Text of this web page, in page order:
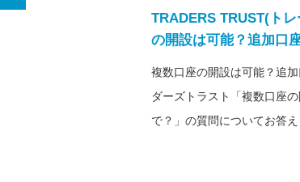
TRADERS TRUST(ト
の開設は可能？追加口
複数口座の開設は可能？追
ダーズトラスト「複数口座
で？」の質問についてお答